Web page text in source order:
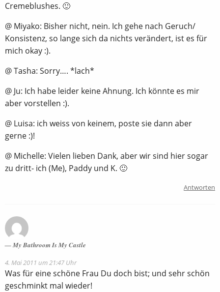
Cremeblushes. 🙂
@ Miyako: Bisher nicht, nein. Ich gehe nach Geruch/
Konsistenz, so lange sich da nichts verändert, ist es für
mich okay :).
@ Tasha: Sorry…. *lach*
@ Ju: Ich habe leider keine Ahnung. Ich könnte es mir
aber vorstellen :).
@ Luisa: ich weiss von keinem, poste sie dann aber
gerne :)!
@ Michelle: Vielen lieben Dank, aber wir sind hier sogar
zu dritt- ich (Me), Paddy und K. 🙂
Antworten
My Bathroom Is My Castle
4. Mai 2011 um 21:47 Uhr
Was für eine schöne Frau Du doch bist; und sehr schön
geschminkt mal wieder!